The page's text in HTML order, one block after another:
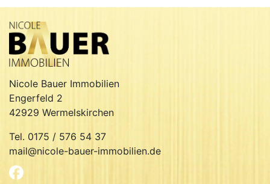
Nicole Bauer Immobilien
Engerfeld 2
42929 Wermelskirchen
Tel. 0175 / 576 54 37
mail@nicole-bauer-immobilien.de